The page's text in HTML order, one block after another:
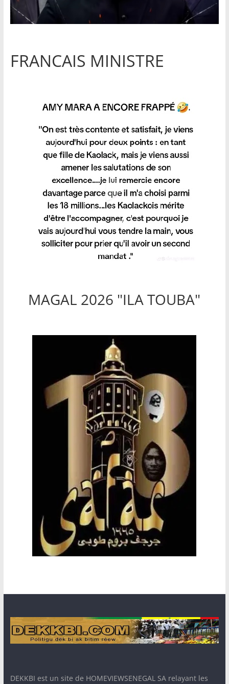
FRANCAIS MINISTRE
MAGAL 2026 "ILA TOUBA"
DEKKBI est un site de HOMEVIEWSENEGAL SA relayant les